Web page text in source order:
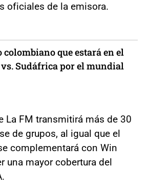
oficiales de la emisora.
colombiano que estará en el
Sudáfrica por el mundial
La FM transmitirá más de 30
de grupos, al igual que el
complementará con Win
una mayor cobertura del